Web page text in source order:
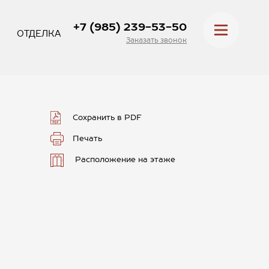
ОТДЕЛКА
+7 (985) 239-53-50
Заказать звонок
Сохранить в PDF
Печать
Расположение на этаже